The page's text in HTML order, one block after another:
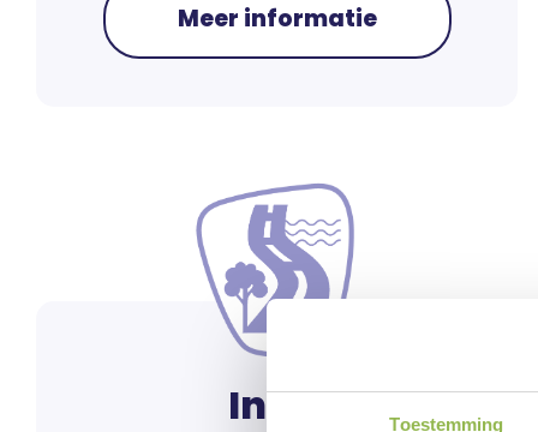
Toestemming
Meer informatie
Infra